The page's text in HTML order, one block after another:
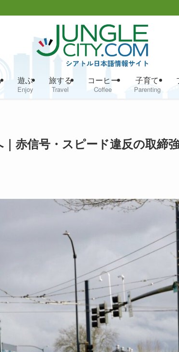
遊ぶ
Enjoy
旅する
Travel
コーヒー
Coffee
子育て
Parenting
赤信号・スピード違反の取締